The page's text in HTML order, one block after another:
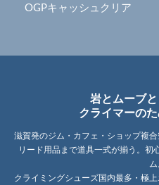
OGPキャッシュクリア
岩とムーブ
クライマーの
滋賀発のジム・カフェ・ショップ複
リード用品まで道具一式が揃う。初
ム
クライミングシューズ国内最多・極